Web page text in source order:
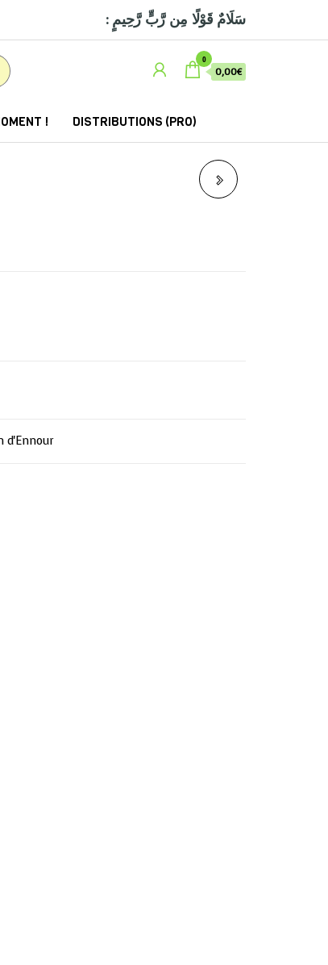
: سَلَامٌ قَوْلًا مِن رَّبٍّ رَّحِيمٍ
0
0,00€
! DISTRIBUTIONS (PRO)
d'Ennour